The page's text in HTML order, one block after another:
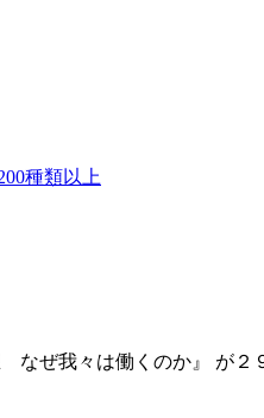
種類以上
なぜ我々は働くのか』 が